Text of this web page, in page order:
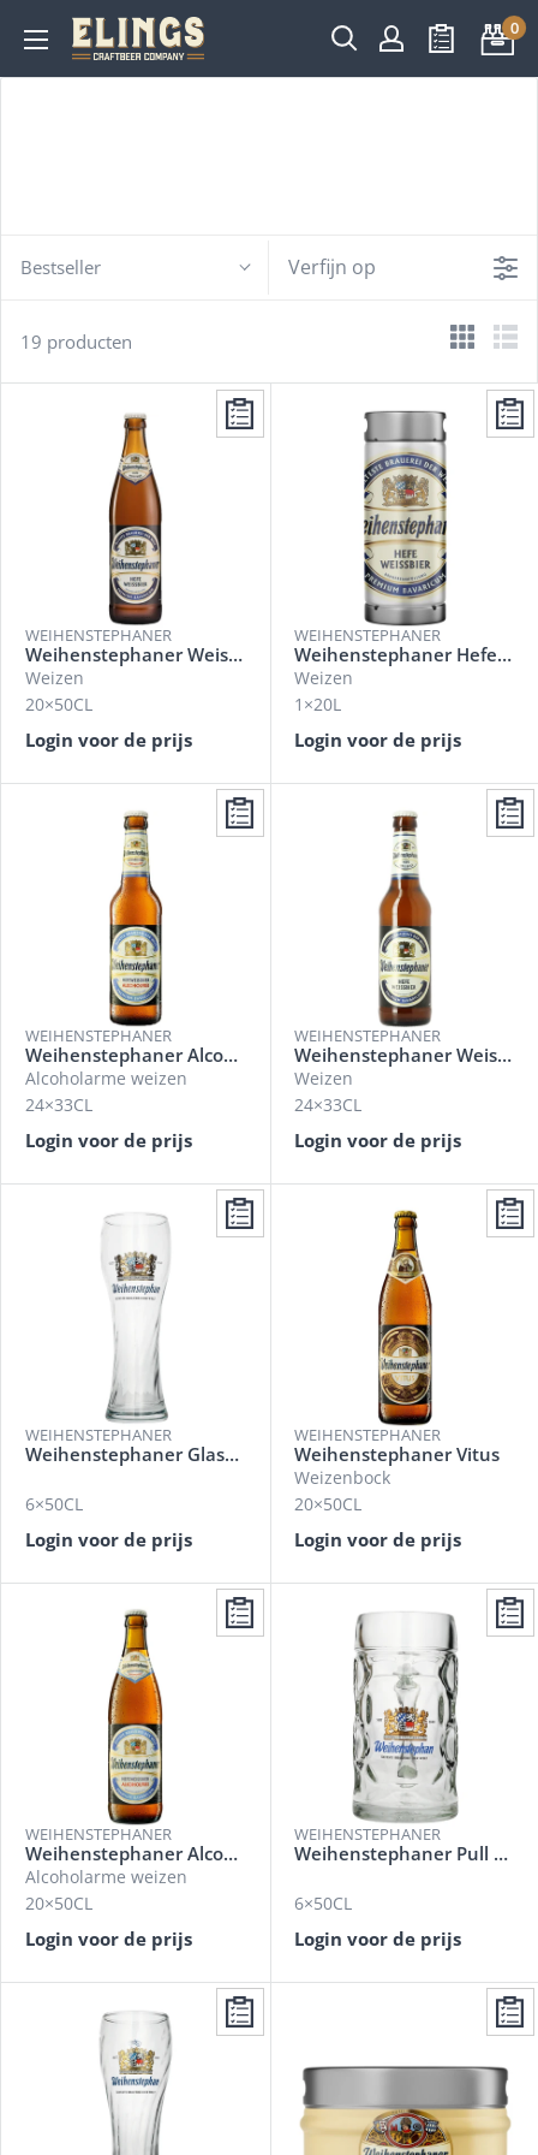
Overslaan
naar
Elings
Craftbeer
0
Bestseller Verfijn op
19 producten
WEIHENSTEPHANER
Weihenstephaner Weisse
Weizen
20×50CL
Login voor de prijs
WEIHENSTEPHANER
Weihenstephaner Hefeweissbier
Weizen
1×20L
Login voor de prijs
WEIHENSTEPHANER
Weihenstephaner Alcoholvrij
Alcoholarme weizen
24×33CL
Login voor de prijs
WEIHENSTEPHANER
Weihenstephaner Weisse
Weizen
24×33CL
Login voor de prijs
WEIHENSTEPHANER
Weihenstephaner Glaswerk
6×50CL
Login voor de prijs
WEIHENSTEPHANER
Weihenstephaner Vitus
Weizenbock
20×50CL
Login voor de prijs
WEIHENSTEPHANER
Weihenstephaner Alcoholvrij
Alcoholarme weizen
20×50CL
Login voor de prijs
WEIHENSTEPHANER
Weihenstephaner Pull Glas
6×50CL
Login voor de prijs